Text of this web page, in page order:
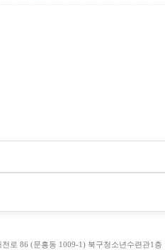
로 86 (문흥동 1009-1) 북구청소년수련관1층